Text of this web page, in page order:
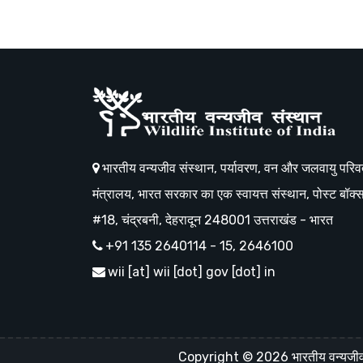
भारतीय वन्यजीव संस्थान, पर्यावरण, वन और जलवायु
मंत्रालय, भारत सरकार का एक स्वायत्त संस्थान, पोस्ट
#18, चंद्रबनी, देहरादून 248001 उत्तराखंड - भारत
+91 135 2640114 - 15, 2646100
wii [at] wii [dot] gov [dot] in
Copyright © 2026 भारतीय